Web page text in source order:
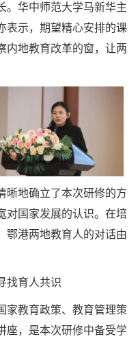
。华中师范大学马新华主
表示，期望精心安排的课
内地教育改革的窗，让两
晰地确立了本次研修的方
对国家发展的认识。在培
鄂港两地教育人的对话由
找育人共识
家教育政策、教育管理策
座，是本次研修中备受学